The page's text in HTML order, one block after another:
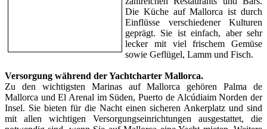
Die Küche auf Mallorca ist durch
Einflüsse verschiedener Kulturen
geprägt. Sie ist einfach, aber sehr
lecker mit viel frischem Gemüse
sowie Geflügel, Lamm und Fisch.
Versorgung während der Yachtcharter Mallorca.
Zu den wichtigsten Marinas auf Mallorca gehören Palma de
Mallorca und El Arenal im Süden, Puerto de Alcúdiaim Norden der
Insel. Sie bieten für die Nacht einen sicheren Ankerplatz und sind
mit allen wichtigen Versorgungseinrichtungen ausgestattet, die